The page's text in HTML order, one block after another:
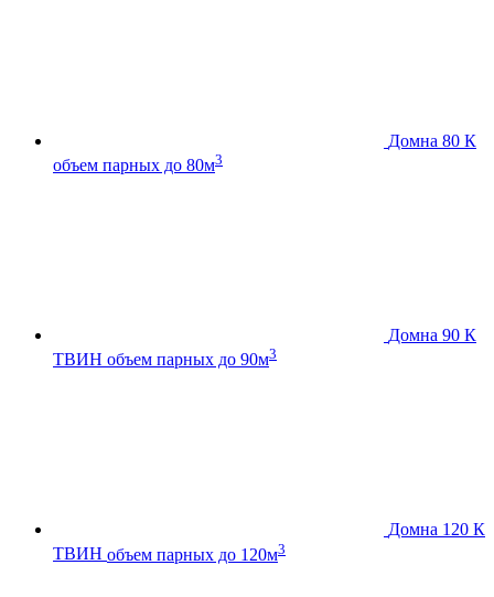
Домна 80 К
объем парных до 80м3
Домна 90 К
ТВИН объем парных до 90м3
Домна 120 К
ТВИН объем парных до 120м3